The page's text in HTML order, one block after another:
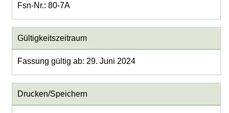
Fsn-Nr.: 80-7A
Gültigkeitszeitraum
Fassung gültig ab: 29. Juni 2024
Drucken/Speichern